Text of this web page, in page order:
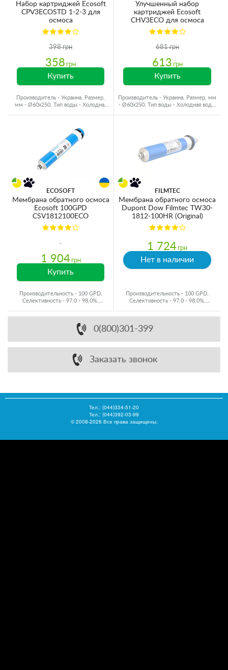
Набор картриджей Ecosoft
CPV3ECOSTD 1-2-3 для
осмоса
398 грн
358 грн
Купить
Производитель - Украина, Размер,
мм - Ø60x250, Тип воды - Холодная
Улучшенный набор
картриджей Ecosoft
CHV3ECO для осмоса
681 грн
613 грн
Купить
Производитель - Украина, Размер, мм
- Ø60x250, Тип воды - Холодная вода,
ECOSOFT
Мембрана обратного осмоса
Ecosoft 100GPD
CSV1812100ECO
1 904 грн
Купить
Производительность - 100 GPD,
Селективность - 97,0 - 98,0%,
FILMTEC
Мембрана обратного осмоса
Dupont Dow Filmtec TW30-
1812-100HR (Original)
1 724 грн
Нет в наличии
Производительность - 100 GPD,
Селективность - 97,0 - 98,0%,
0(800)301-399
Заказать звонок
Тел.: (044)334-51-20
Тел.: (044)392-03-99
© 2008-2026 Все права защищены.